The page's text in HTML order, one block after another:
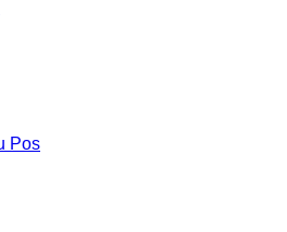
Pos